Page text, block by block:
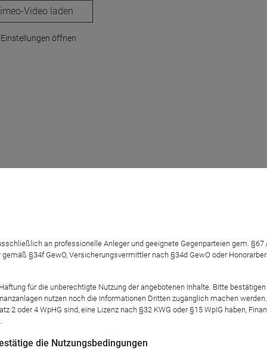
laden
Einstellungen öffnen
Fund
Augen und mit Ihrer Unterstützung einen Fonds ins Visier
durch das Management folgt eine inhaltliche Hinterfragung
an professionelle Anleger und geeignete Gegenparteien gem.
§34f GewO, Versicherungsvermittler nach §34d GewO oder
für die unberechtigte Nutzung der angebotenen Inhalte. Bitte
nutzen noch die Informationen Dritten zugänglich machen
2 oder 4 WpHG sind, eine Lizenz nach §32 KWG oder §15 WpIG haben,
die Nutzungsbedingungen